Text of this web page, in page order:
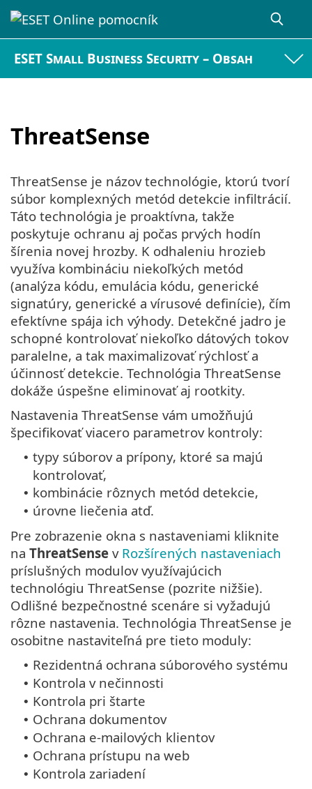
ESET Small Business Security – Obsah
ThreatSense
ThreatSense je názov technológie, ktorú tvorí
súbor komplexných metód detekcie infiltrácií.
Táto technológia je proaktívna, takže
poskytuje ochranu aj počas prvých hodín
šírenia novej hrozby. K odhaleniu hrozieb
využíva kombináciu niekoľkých metód
(analýza kódu, emulácia kódu, generické
signatúry, generické a vírusové definície), čím
efektívne spája ich výhody. Detekčné jadro je
schopné kontrolovať niekoľko dátových tokov
paralelne, a tak maximalizovať rýchlosť a
účinnosť detekcie. Technológia ThreatSense
dokáže úspešne eliminovať aj rootkity.
Nastavenia ThreatSense vám umožňujú
špecifikovať viacero parametrov kontroly:
• typy súborov a prípony, ktoré sa majú
kontrolovať,
• kombinácie rôznych metód detekcie,
• úrovne liečenia atď.
Pre zobrazenie okna s nastaveniami kliknite
na ThreatSense v Rozšírených nastaveniach
príslušných modulov využívajúcich
technológiu ThreatSense (pozrite nižšie).
Odlišné bezpečnostné scenáre si vyžadujú
rôzne nastavenia. Technológia ThreatSense je
osobitne nastaviteľná pre tieto moduly:
• Rezidentná ochrana súborového systému
• Kontrola v nečinnosti
• Kontrola pri štarte
• Ochrana dokumentov
• Ochrana e‑mailových klientov
• Ochrana prístupu na web
• Kontrola zariadení